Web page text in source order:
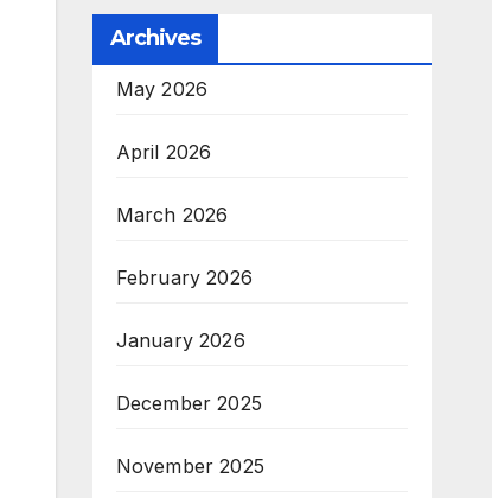
Archives
May 2026
April 2026
March 2026
February 2026
January 2026
December 2025
November 2025